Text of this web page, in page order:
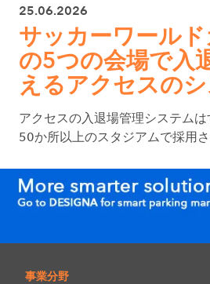
25.06.2026
サッカーワール
の5つの会場で入
えるアクセスの
アクセスの入退場管理システム
50か所以上のスタジアムで採用さ
事業分野